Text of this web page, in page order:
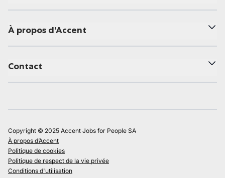
À propos d'Accent
Contact
Copyright © 2025 Accent Jobs for People SA
À propos d’Accent
Politique de cookies
Politique de respect de la vie privée
Conditions d'utilisation